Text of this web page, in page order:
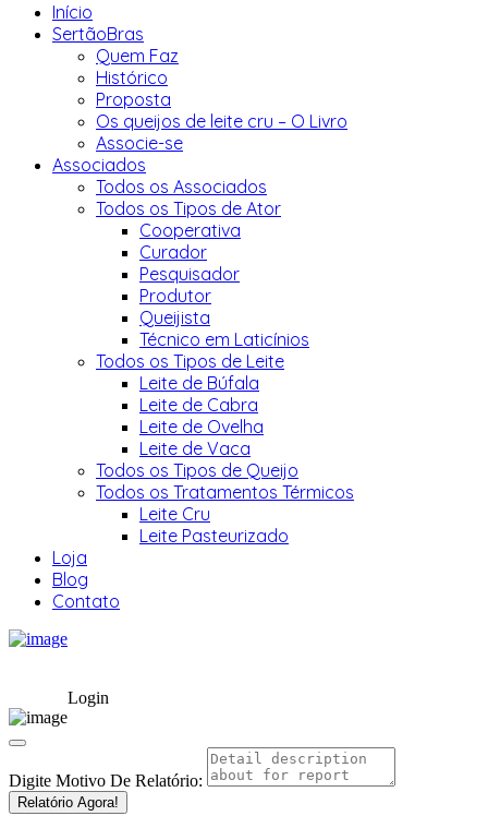
Início
SertãoBras
Quem Faz
Histórico
Proposta
Os queijos de leite cru – O Livro
Associe-se
Associados
Todos os Associados
Todos os Tipos de Ator
Cooperativa
Curador
Pesquisador
Produtor
Queijista
Técnico em Laticínios
Todos os Tipos de Leite
Leite de Búfala
Leite de Cabra
Leite de Ovelha
Leite de Vaca
Todos os Tipos de Queijo
Todos os Tratamentos Térmicos
Leite Cru
Leite Pasteurizado
Loja
Blog
Contato
Login
Digite Motivo De Relatório:
Relatório Agora!